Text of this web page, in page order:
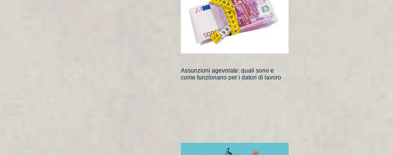
Assunzioni agevolate: quali sono e
come funzionano per i datori di lavoro